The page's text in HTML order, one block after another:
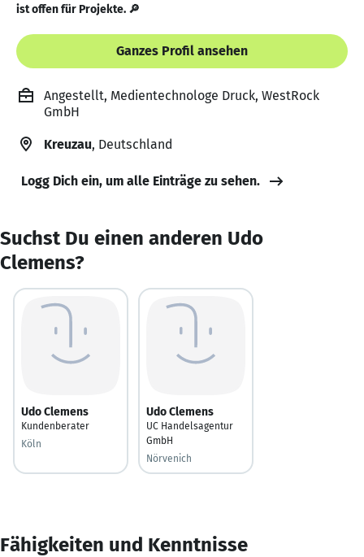
ist offen für Projekte. 🔎
Ganzes Profil ansehen
Angestellt, Medientechnologe Druck, WestRock
GmbH
Kreuzau, Deutschland
Logg Dich ein, um alle Einträge zu sehen.
Suchst Du einen anderen Udo
Clemens?
Udo Clemens
Kundenberater
Köln
Udo Clemens
UC Handelsagentur
GmbH
Nörvenich
Fähigkeiten und Kenntnisse